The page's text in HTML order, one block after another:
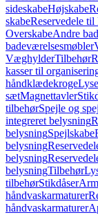
sideskabeHøjskabe
skabeReservedele
OverskabeAndre
badeværelsesmøbler
VæghylderTilbehør
kasser til
håndklædekroge
sætMagnettavler
tilbehørSpejle og
integreret belysning
belysningSpejlskabe
belysning
belysning
belysningTilbehør
tilbehørStikdåser
håndvaskarmaturer
håndvaskarmaturer